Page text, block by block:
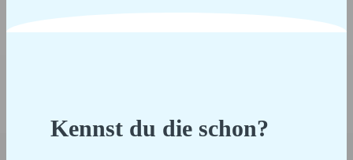
Kennst du die schon?